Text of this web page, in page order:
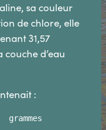
sa couleur
de chlore, elle
31,57
couche d’eau
:
                              grammes